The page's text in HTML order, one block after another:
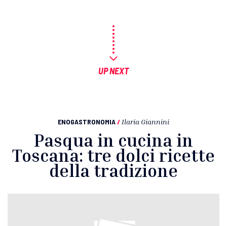
UP NEXT
ENOGASTRONOMIA/ Ilaria Giannini
Pasqua in cucina in
Toscana: tre dolci ricette
della tradizione